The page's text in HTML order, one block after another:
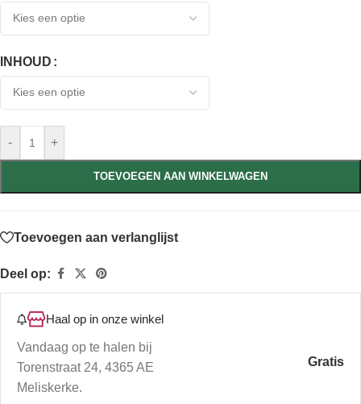
INHOUD
- +
TOEVOEGEN AAN WINKELWAGEN
Toevoegen aan verlanglijst
Deel op:
Haal op in onze winkel
Vandaag op te halen bij
Torenstraat 24, 4365 AE
Meliskerke.
Gratis